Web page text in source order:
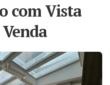
com Vista